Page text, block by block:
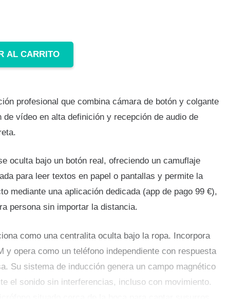
AL CARRITO
profesional que combina cámara de botón y colgante
de vídeo en alta definición y recepción de audio de
oculta bajo un botón real, ofreciendo un camuflaje
para leer textos en papel o pantallas y permite la
mediante una aplicación dedicada (app de pago 99 €),
persona sin importar la distancia.
como una centralita oculta bajo la ropa. Incorpora
y opera como un teléfono independiente con respuesta
Su sistema de inducción genera un campo magnético
el sonido sin interferencias, incluso con movimiento.